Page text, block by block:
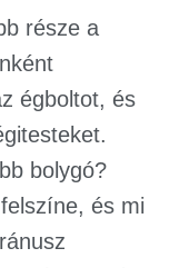
része a
égboltot, és
bolygó?
és mi